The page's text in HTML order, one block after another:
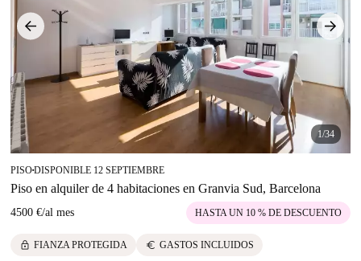
1/34
PISO■DISPONIBLE 12 SEPTIEMBRE
Piso en alquiler de 4 habitaciones en Granvia Sud, Barcelona
4500 €/al mes HASTA UN 10 % DE DESCUENTO
lock FIANZA PROTEGIDA euro GASTOS INCLUIDOS